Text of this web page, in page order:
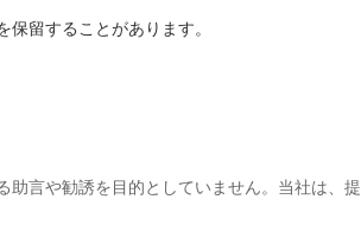
留することがあります。
助言や勧誘を目的としていません。当社は、提